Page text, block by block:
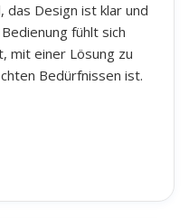
das Design ist klar und
fühlt sich
mit einer Lösung zu
Bedürfnissen ist.